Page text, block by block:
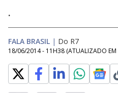
.
FALA BRASIL | Do R7
18/06/2014 - 11H38 (ATUALIZADO EM